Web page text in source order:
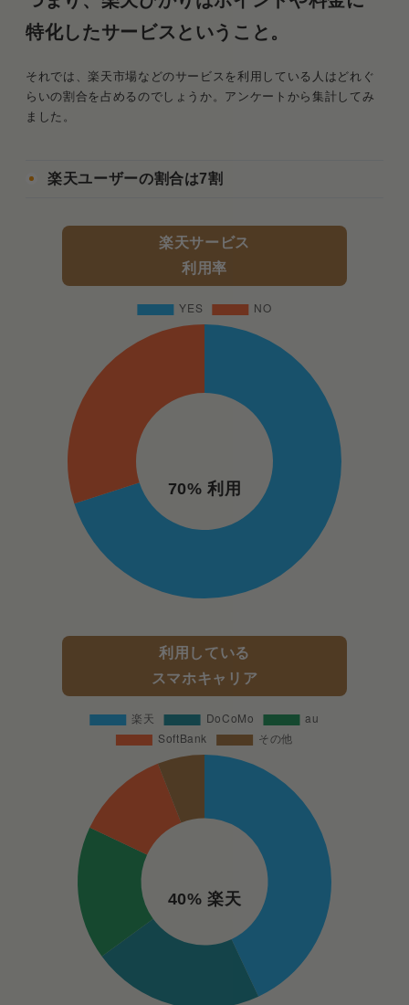
特化したサービスということ。
それでは、楽天市場などのサービスを利用している人はどれぐ
らいの割合を占めるのでしょうか。アンケートから集計してみ
ました。
楽天ユーザーの割合は7割
楽天サービス
利用率
70% 利用
利用している
スマホキャリア
40% 楽天